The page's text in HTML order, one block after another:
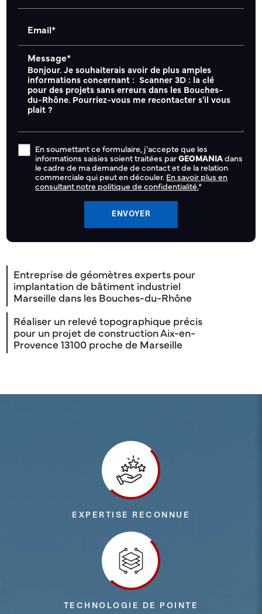
Email*
Message*
En soumettant ce formulaire, j'accepte que les
informations saisies soient traitées parGEOMANIAdans
le cadre de ma demande de contact et de la relation
commerciale qui peut en découler. En savoir plus en
consultant notre politique de confidentialité.*
Entreprise de géomètres experts pour
implantation de bâtiment industriel
Marseille dans les Bouches-du-Rhône
Réaliser un relevé topographique précis
pour un projet de construction Aix-en-
Provence 13100 proche de Marseille
EXPERTISE RECONNUE
TECHNOLOGIE DE POINTE